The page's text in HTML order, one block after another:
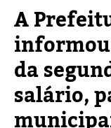
A
da
salário,